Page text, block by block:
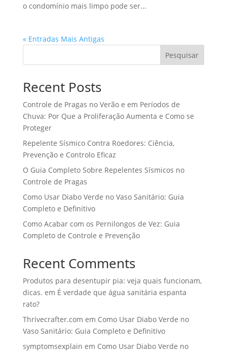
o condomínio mais limpo pode ser...
« Entradas Mais Antigas
Pesquisar
Recent Posts
Controle de Pragas no Verão e em Períodos de
Chuva: Por Que a Proliferação Aumenta e Como se
Proteger
Repelente Sísmico Contra Roedores: Ciência,
Prevenção e Controlo Eficaz
O Guia Completo Sobre Repelentes Sísmicos no
Controle de Pragas
Como Usar Diabo Verde no Vaso Sanitário: Guia
Completo e Definitivo
Como Acabar com os Pernilongos de Vez: Guia
Completo de Controle e Prevenção
Recent Comments
Produtos para desentupir pia: veja quais funcionam,
dicas. em É verdade que água sanitária espanta
rato?
Thrivecrafter.com em Como Usar Diabo Verde no
Vaso Sanitário: Guia Completo e Definitivo
symptomsexplain em Como Usar Diabo Verde no